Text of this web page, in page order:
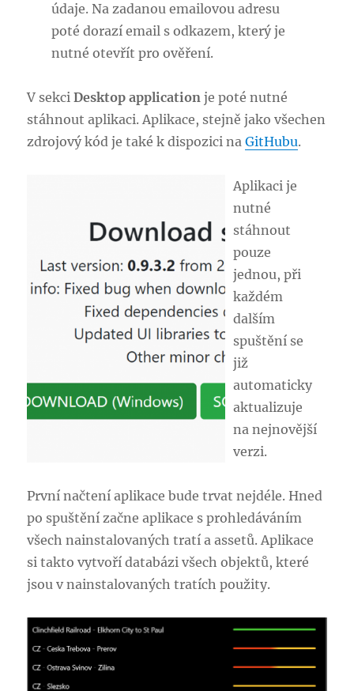
údaje. Na zadanou emailovou adresu
poté dorazí email s odkazem, který je
nutné otevřít pro ověření.
V sekciDesktop application je poté nutné
stáhnout aplikaci. Aplikace, stejně jako všechen
zdrojový kód je také k dispozici naGitHubu.
Aplikaci je
nutné
stáhnout
pouze
jednou, při
každém
dalším
spuštění se
již
automaticky
aktualizuje
na nejnovější
verzi.
První načtení aplikace bude trvat nejdéle. Hned
po spuštění začne aplikace s prohledáváním
všech nainstalovaných tratí a assetů. Aplikace
si takto vytvoří databázi všech objektů, které
jsou v nainstalovaných tratích použity.